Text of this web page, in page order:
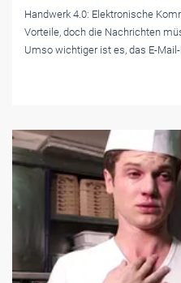
Handwerk 4.0: Elektronische
Vorteile, doch die Nachrichten
Umso wichtiger ist es, das E-